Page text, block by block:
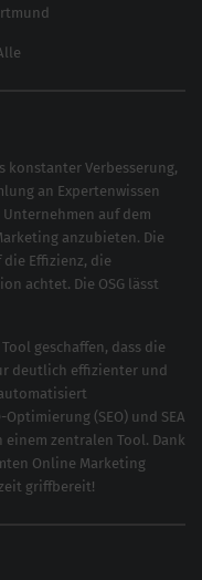
konstanter Verbesserung,
an Expertenwissen
auf dem
anzubieten. Die
Effizienz, die
achtet. Die OSG lässt
geschaffen, dass die
deutlich effizienter und
Optimierung (SEO) und SEA
zentralen Tool. Dank
Online Marketing
griffbereit!